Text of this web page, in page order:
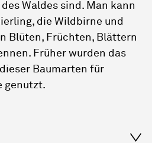
Waldes sind. Man kann
die Wildbirne und
Blüten, Früchten, Blättern
Früher wurden das
Baumarten für
genutzt.